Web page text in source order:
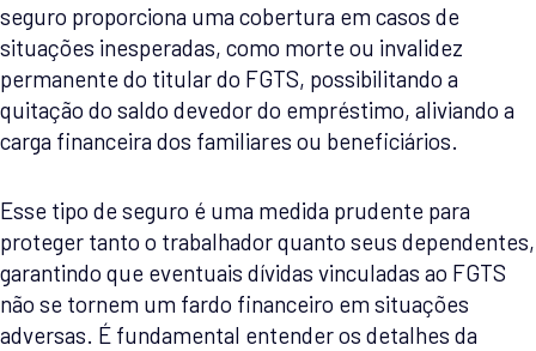
seguro proporciona uma cobertura em casos de
situações inesperadas, como morte ou invalidez
permanente do titular do FGTS, possibilitando a
quitação do saldo devedor do empréstimo, aliviando a
carga financeira dos familiares ou beneficiários.
Esse tipo de seguro é uma medida prudente para
proteger tanto o trabalhador quanto seus dependentes,
garantindo que eventuais dívidas vinculadas ao FGTS
não se tornem um fardo financeiro em situações
adversas. É fundamental entender os detalhes da